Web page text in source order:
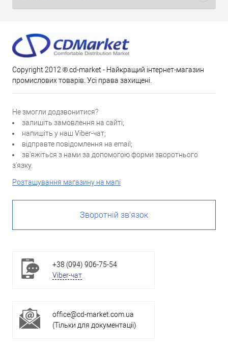
Copyright 2012 ® cd-market - Найкращий інтернет-магазин
промислових товарів. Усі права захищені.
Не змогли додзвонитися?
залишіть замовлення на сайті;
напишіть у наш Viber-чат;
відправте повідомлення на email;
зв'яжіться з нами за допомогою форми зворотнього
з'язку.
Розташування магазину на мапі
Зворотній зв'язок
+38 (094) 906-75-54
Viber-чат
office@cd-market.com.ua
(Тільки для документації)